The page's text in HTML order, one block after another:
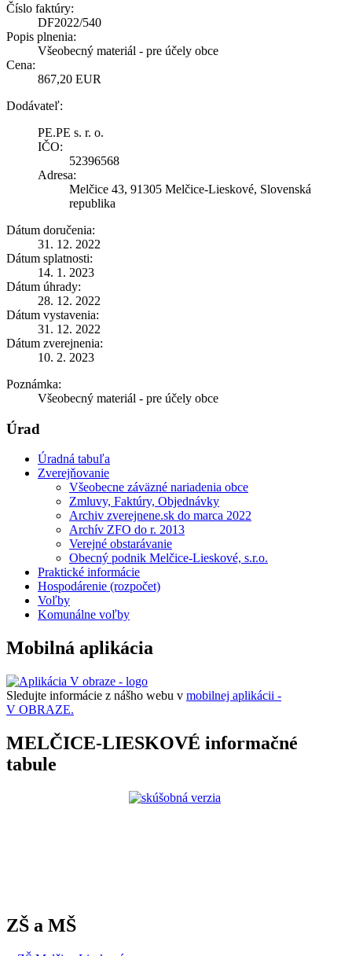
Číslo faktúry:
DF2022/540
Popis plnenia:
Všeobecný materiál - pre účely obce
Cena:
867,20 EUR
Dodávateľ:
PE.PE s. r. o.
IČO:
52396568
Adresa:
Melčice 43, 91305 Melčice-Lieskové, Slovenská
republika
Dátum doručenia:
31. 12. 2022
Dátum splatnosti:
14. 1. 2023
Dátum úhrady:
28. 12. 2022
Dátum vystavenia:
31. 12. 2022
Dátum zverejnenia:
10. 2. 2023
Poznámka:
Všeobecný materiál - pre účely obce
Úrad
Úradná tabuľa
Zverejňovanie
Všeobecne záväzné nariadenia obce
Zmluvy, Faktúry, Objednávky
Archiv zverejnene.sk do marca 2022
Archív ZFO do r. 2013
Verejné obstarávanie
Obecný podnik Melčice-Lieskové, s.r.o.
Praktické informácie
Hospodárenie (rozpočet)
Voľby
Komunálne voľby
Mobilná aplikácia
Sledujte informácie z nášho webu v mobilnej aplikácii -
V OBRAZE.
MELČICE-LIESKOVÉ informačné
tabule
ZŠ a MŠ